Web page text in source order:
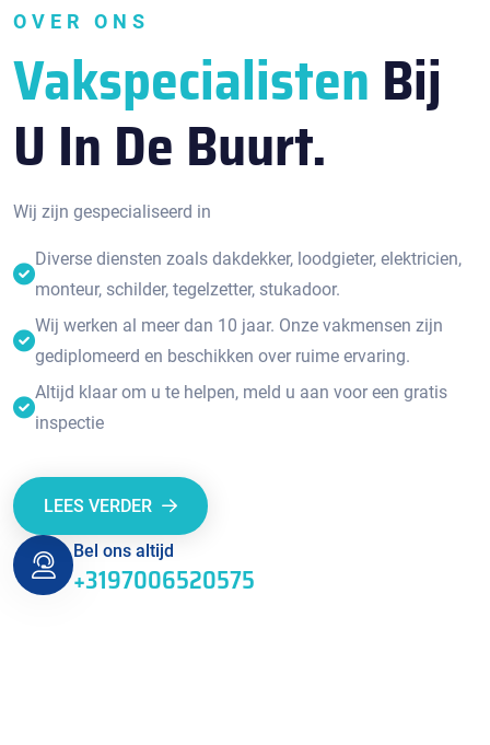
OVER ONS
Vakspecialisten Bij
U In De Buurt.
Wij zijn gespecialiseerd in
Diverse diensten zoals dakdekker, loodgieter, elektricien,
monteur, schilder, tegelzetter, stukadoor.
Wij werken al meer dan 10 jaar. Onze vakmensen zijn
gediplomeerd en beschikken over ruime ervaring.
Altijd klaar om u te helpen, meld u aan voor een gratis
inspectie
LEES VERDER
Bel ons altijd
+3197006520575